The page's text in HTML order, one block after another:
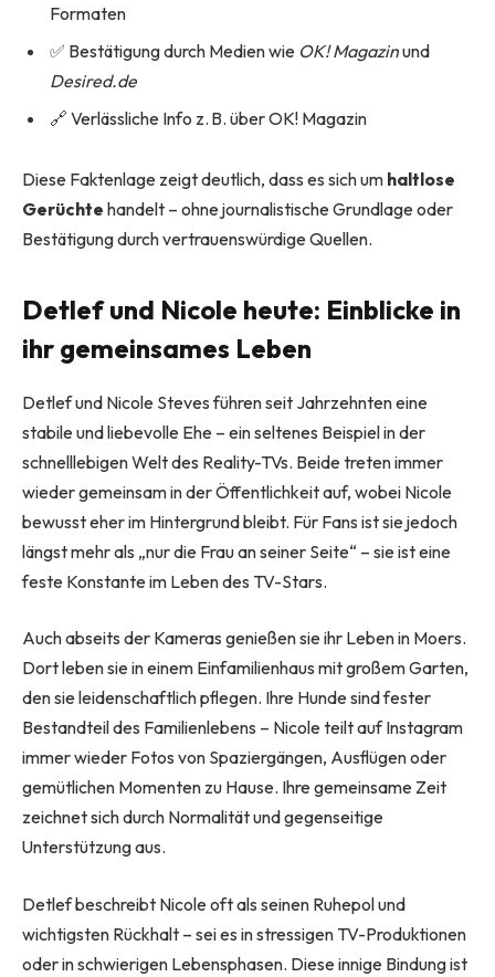
Formaten
✅ Bestätigung durch Medien wie OK! Magazinund
Desired.de
🔗 Verlässliche Info z. B. über OK! Magazin
Diese Faktenlage zeigt deutlich, dass es sich um haltlose
Gerüchte handelt – ohne journalistische Grundlage oder
Bestätigung durch vertrauenswürdige Quellen.
Detlef und Nicole heute: Einblicke in
ihr gemeinsames Leben
Detlef und Nicole Steves führen seit Jahrzehnten eine
stabile und liebevolle Ehe – ein seltenes Beispiel in der
schnelllebigen Welt des Reality-TVs. Beide treten immer
wieder gemeinsam in der Öffentlichkeit auf, wobei Nicole
bewusst eher im Hintergrund bleibt. Für Fans ist sie jedoch
längst mehr als „nur die Frau an seiner Seite“ – sie ist eine
feste Konstante im Leben des TV-Stars.
Auch abseits der Kameras genießen sie ihr Leben in Moers.
Dort leben sie in einem Einfamilienhaus mit großem Garten,
den sie leidenschaftlich pflegen. Ihre Hunde sind fester
Bestandteil des Familienlebens – Nicole teilt auf Instagram
immer wieder Fotos von Spaziergängen, Ausflügen oder
gemütlichen Momenten zu Hause. Ihre gemeinsame Zeit
zeichnet sich durch Normalität und gegenseitige
Unterstützung aus.
Detlef beschreibt Nicole oft als seinen Ruhepol und
wichtigsten Rückhalt – sei es in stressigen TV-Produktionen
oder in schwierigen Lebensphasen. Diese innige Bindung ist